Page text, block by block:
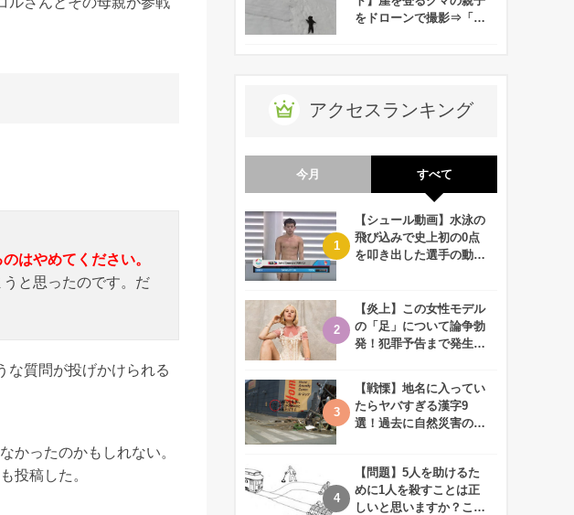
はやめてください。
と思ったのです。だ
な質問が投げかけられる
かったのかもしれない。
投稿した。
をドローンで撮影⇒「ク
アクセスランキング
今月 すべて
【シュール動画】水泳の
飛び込みで史上初の0点
を叩き出した選手の動画
【炎上】この女性モデル
の「足」について論争勃
発！犯罪予告まで発生す
【戦慄】地名に入ってい
たらヤバすぎる漢字9
選！過去に自然災害の歴
【問題】5人を助けるた
めに1人を殺すことは正
しいと思いますか？この